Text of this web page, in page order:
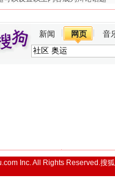
新闻 网页 音
Inc. All Rights Reserved.搜